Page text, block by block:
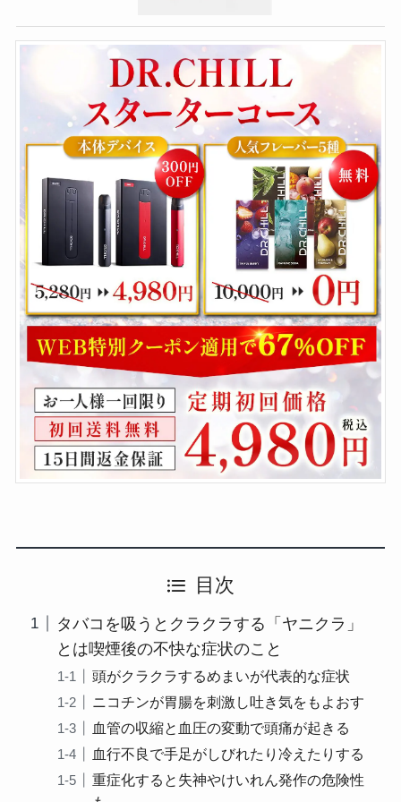
目次
タバコを吸うとクラクラする「ヤニクラ」
とは喫煙後の不快な症状のこと
頭がクラクラするめまいが代表的な症状
ニコチンが胃腸を刺激し吐き気をもよおす
血管の収縮と血圧の変動で頭痛が起きる
血行不良で手足がしびれたり冷えたりする
重症化すると失神やけいれん発作の危険性